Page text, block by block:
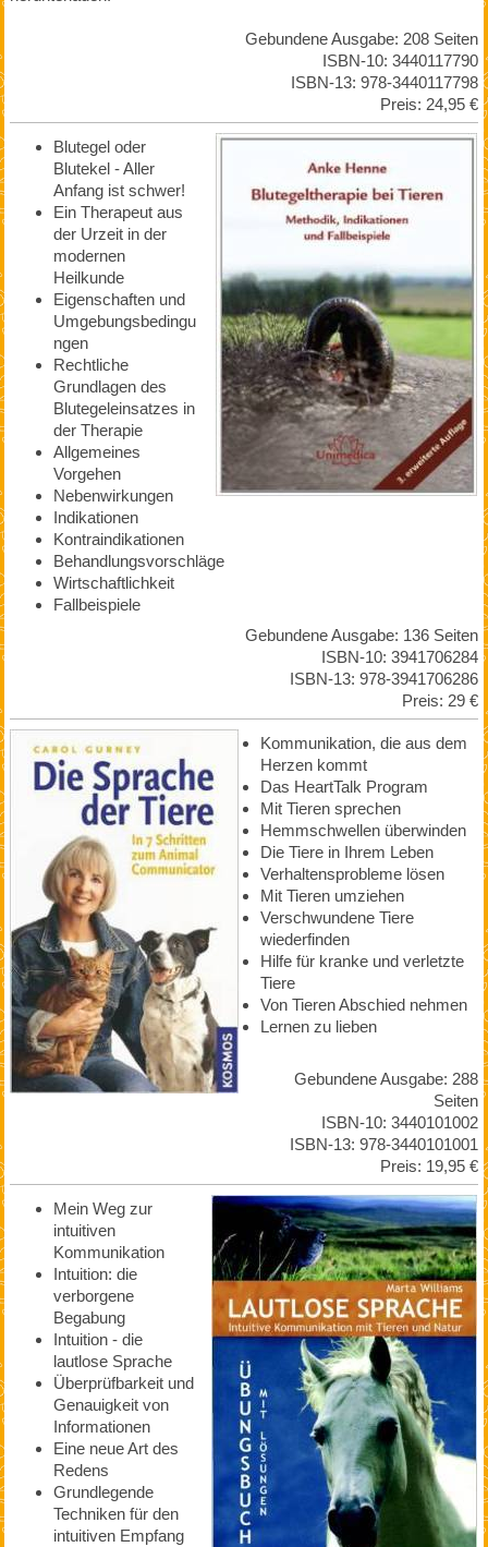
Gebundene Ausgabe: 208 Seiten
ISBN-10: 3440117790
ISBN-13: 978-3440117798
Preis: 24,95 €
Blutegel oder
Blutekel - Aller
Anfang ist schwer!
Ein Therapeut aus
der Urzeit in der
modernen
Heilkunde
Eigenschaften und
Umgebungsbedingu
ngen
Rechtliche
Grundlagen des
Blutegeleinsatzes in
der Therapie
Allgemeines
Vorgehen
Nebenwirkungen
Indikationen
Kontraindikationen
Behandlungsvorschläge
Wirtschaftlichkeit
Fallbeispiele
Gebundene Ausgabe: 136 Seiten
ISBN-10: 3941706284
ISBN-13: 978-3941706286
Preis: 29 €
Kommunikation, die aus dem
Herzen kommt
Das HeartTalk Program
Mit Tieren sprechen
Hemmschwellen überwinden
Die Tiere in Ihrem Leben
Verhaltensprobleme lösen
Mit Tieren umziehen
Verschwundene Tiere
wiederfinden
Hilfe für kranke und verletzte
Tiere
Von Tieren Abschied nehmen
Lernen zu lieben
Gebundene Ausgabe: 288
Seiten
ISBN-10: 3440101002
ISBN-13: 978-3440101001
Preis: 19,95 €
Mein Weg zur
intuitiven
Kommunikation
Intuition: die
verborgene
Begabung
Intuition - die
lautlose Sprache
Überprüfbarkeit und
Genauigkeit von
Informationen
Eine neue Art des
Redens
Grundlegende
Techniken für den
intuitiven Empfang